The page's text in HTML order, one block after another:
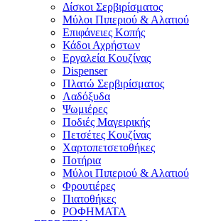
Δίσκοι Σερβιρίσματος
Μύλοι Πιπεριού & Αλατιού
Επιφάνειες Κοπής
Κάδοι Αχρήστων
Εργαλεία Κουζίνας
Dispenser
Πλατώ Σερβιρίσματος
Λαδόξυδα
Ψωμιέρες
Ποδιές Μαγειρικής
Πετσέτες Κουζίνας
Χαρτοπετσετοθήκες
Ποτήρια
Μύλοι Πιπεριού & Αλατιού
Φρουτιέρες
Πιατοθήκες
ΡΟΦΗΜΑΤΑ